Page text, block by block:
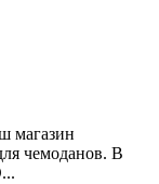
магазин
чемоданов. В